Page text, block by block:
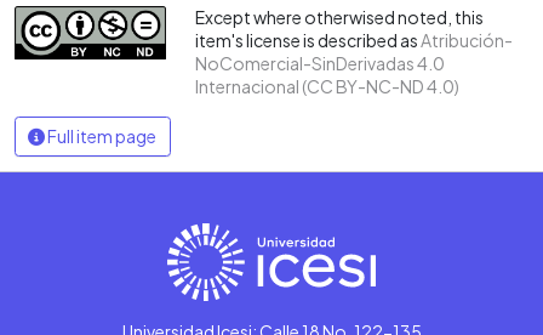
Except where otherwised noted, this
item's license is described asAtribución-
NoComercial-SinDerivadas 4.0
Internacional (CC BY-NC-ND 4.0)
Full item page